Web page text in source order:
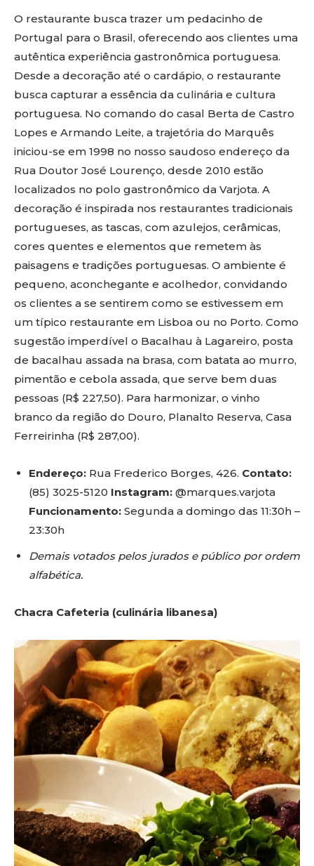
O restaurante busca trazer um pedacinho de
Portugal para o Brasil, oferecendo aos clientes uma
autêntica experiência gastronômica portuguesa.
Desde a decoração até o cardápio, o restaurante
busca capturar a essência da culinária e cultura
portuguesa. No comando do casal Berta de Castro
Lopes e Armando Leite, a trajetória do Marquês
iniciou-se em 1998 no nosso saudoso endereço da
Rua Doutor José Lourenço, desde 2010 estão
localizados no polo gastronômico da Varjota. A
decoração é inspirada nos restaurantes tradicionais
portugueses, as tascas, com azulejos, cerâmicas,
cores quentes e elementos que remetem às
paisagens e tradições portuguesas. O ambiente é
pequeno, aconchegante e acolhedor, convidando
os clientes a se sentirem como se estivessem em
um típico restaurante em Lisboa ou no Porto. Como
sugestão imperdível o Bacalhau à Lagareiro, posta
de bacalhau assada na brasa, com batata ao murro,
pimentão e cebola assada, que serve bem duas
pessoas (R$ 227,50). Para harmonizar, o vinho
branco da região do Douro, Planalto Reserva, Casa
Ferreirinha (R$ 287,00).
Endereço: Rua Frederico Borges, 426. Contato:
(85) 3025-5120 Instagram: @marques.varjota
Funcionamento: Segunda a domingo das 11:30h –
23:30h
Demais votados pelos jurados e público por ordem
alfabética.
Chacra Cafeteria (culinária libanesa)